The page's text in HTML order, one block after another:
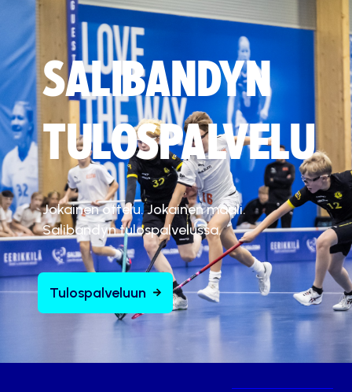
SALIBANDYN
TULOSPALVELU
Jokainen ottelu. Jokainen maali.
Salibandyn tulospalvelussa.
Tulospalveluun